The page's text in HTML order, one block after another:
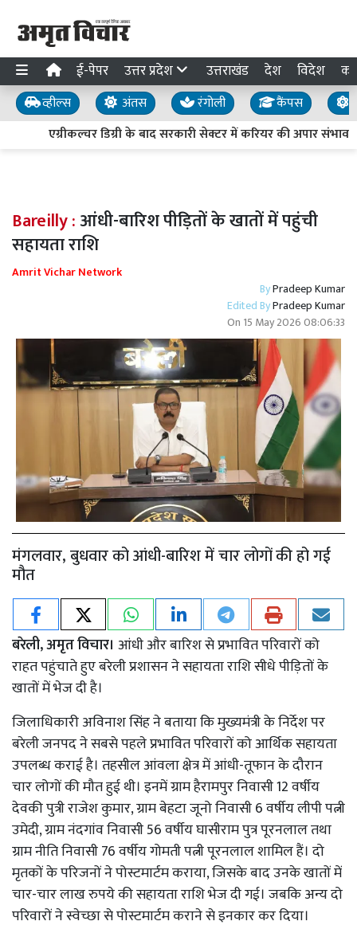
ई-पेपर उत्तर प्रदेश उत्तराखंड देश विदेश
व्हील्स अंतस रंगोली कैंपस
एग्रीकल्चर डिग्री के बाद सरकारी सेक्टर में करियर की अपार
Bareilly :आंधी-बारिश पीड़ितों के खातों में पहुंची
सहायता राशि
Amrit Vichar Network
ByPradeep Kumar
Edited ByPradeep Kumar
On 15 May 2026 08:06:33
मंगलवार, बुधवार को आंधी-बारिश में चार लाेगों की हो गई
मौत
बरेली, अमृत विचार। आंधी और बारिश से प्रभावित परिवारों को
राहत पहुंचाते हुए बरेली प्रशासन ने सहायता राशि सीधे पीड़ितों के
खातों में भेज दी है।
जिलाधिकारी अविनाश सिंह ने बताया कि मुख्यमंत्री के निर्देश पर
बरेली जनपद ने सबसे पहले प्रभावित परिवारों को आर्थिक सहायता
उपलब्ध कराई है। तहसील आंवला क्षेत्र में आंधी-तूफान के दौरान
चार लोगों की मौत हुई थी। इनमें ग्राम हैरामपुर निवासी 12 वर्षीय
देवकी पुत्री राजेश कुमार, ग्राम बेहटा जूनो निवासी 6 वर्षीय लीपी पत्नी
उमेदी, ग्राम नंदगांव निवासी 56 वर्षीय घासीराम पुत्र पूरनलाल तथा
ग्राम नीति निवासी 76 वर्षीय गोमती पत्नी पूरनलाल शामिल हैं। दो
मृतकों के परिजनों ने पोस्टमार्टम कराया, जिसके बाद उनके खातों में
चार-चार लाख रुपये की सहायता राशि भेज दी गई। जबकि अन्य दो
परिवारों ने स्वेच्छा से पोस्टमार्टम कराने से इनकार कर दिया।